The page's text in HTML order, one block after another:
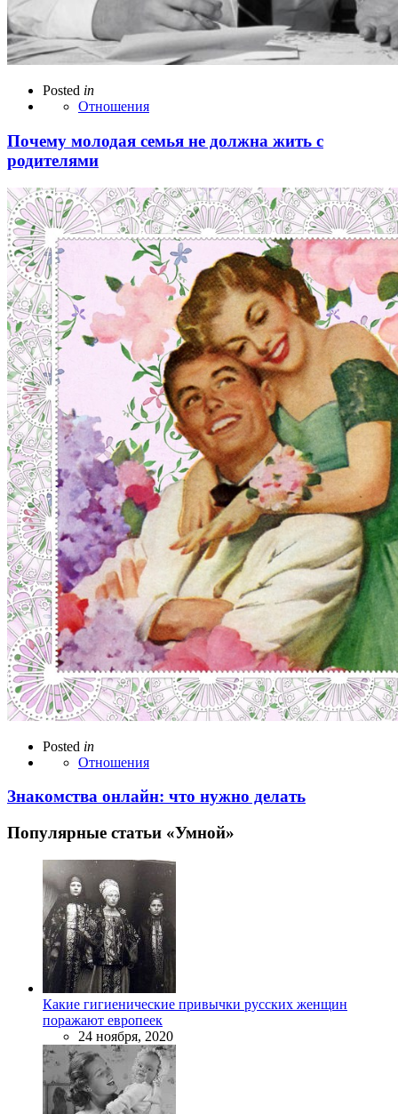
Posted in
Отношения
Почему молодая семья не должна жить с
родителями
Posted in
Отношения
Знакомства онлайн: что нужно делать
Популярные статьи «Умной»
Какие гигиенические привычки русских женщин
поражают европеек
24 ноября, 2020